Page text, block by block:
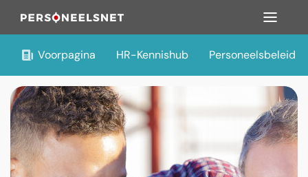
Voorpagina HR-Kennishub Personeelsbeleid